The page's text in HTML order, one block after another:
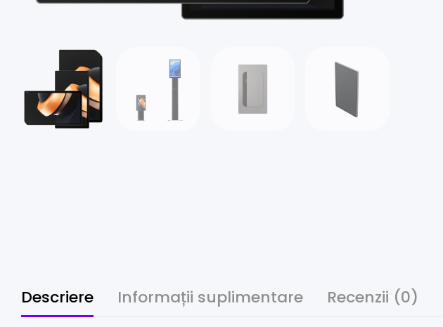
Descriere Informații suplimentare Recenzii (0)